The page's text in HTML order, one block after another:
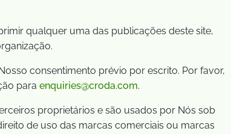
qualquer uma das publicações deste site,
consentimento prévio por escrito. Por favor,
para enquiries@croda.com.
proprietários e são usados por Nós sob
de uso das marcas comerciais ou marcas